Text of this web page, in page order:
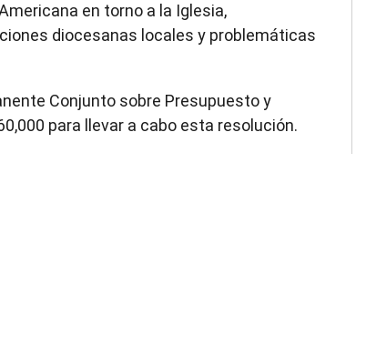
en torno a la Iglesia,
diocesanas locales y problemáticas
Conjunto sobre Presupuesto y
para llevar a cabo esta resolución.